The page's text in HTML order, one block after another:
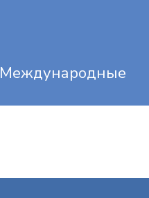
Международные